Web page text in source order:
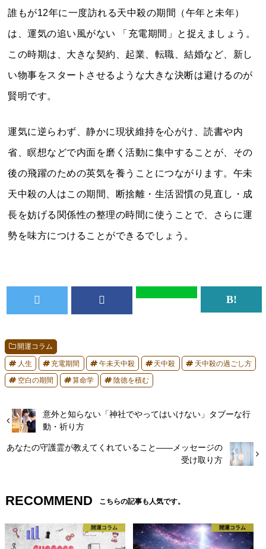
誰もが12年に一度訪れる天中殺の期間（午年と未年）
は、運気の追い風がない 「充電期間」と捉えましょう。
この時期は、大きな契約、起業、転職、結婚など、新し
い物事をスタートさせるような大きな決断は避けるのが
賢明です。
運気に逆らわず、静かに現状維持を心がけ、読書や内
省、瞑想などで内面を磨く活動に集中することが、その
後の飛躍のための英気を養うことにつながります。午未
天中殺の人はこの期間、断捨離・生活習慣の見直し・成
長を妨げる関係性の整理の時間に使うことで、さらに運
勢を味方につけることができるでしょう。
開運コラム
人生 充電期間 午未天中殺 天中殺 天中殺の過ごし方
空白の期間 算命学 陰徳を積む
意外と知らない「神社でやってはいけない」タブーな行
動・祈り方
あなたの守護霊が教えてくれていること――メッセージの
受け取り方
RECOMMEND こちらの記事も人気です。
開運コラム 開運コラム